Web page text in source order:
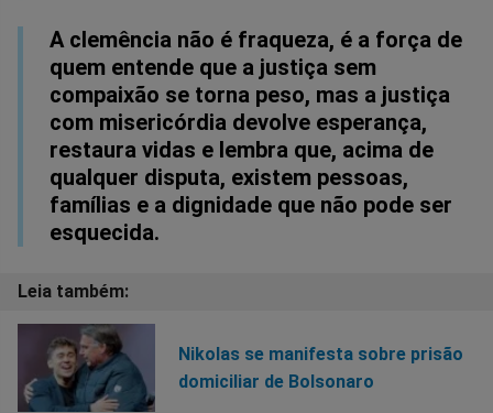
A clemência não é fraqueza, é a força de
quem entende que a justiça sem
compaixão se torna peso, mas a justiça
com misericórdia devolve esperança,
restaura vidas e lembra que, acima de
qualquer disputa, existem pessoas,
famílias e a dignidade que não pode ser
esquecida.
Nikolas se manifesta sobre prisão
domiciliar de Bolsonaro